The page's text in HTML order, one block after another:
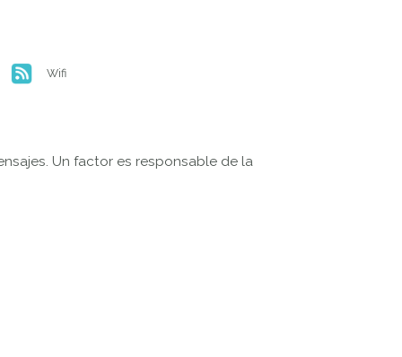
Wifi
Un factor es responsable de la